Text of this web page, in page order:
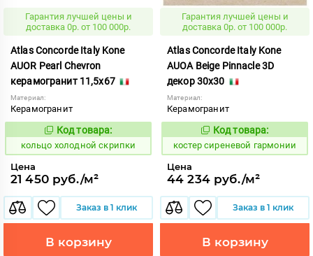
Гарантия лучшей цены и
доставка 0р. от 100 000р.
Atlas Concorde Italy Kone
AUOR Pearl Chevron
керамогранит 11,5x67
Материал:
Керамогранит
748592
Код товара:
кольцо холодной скрипки
Цена
21 450 руб./м²
Заказ в 1 клик
В корзину
Гарантия лучшей цены и
доставка 0р. от 100 000р.
Atlas Concorde Italy Kone
AUOA Beige Pinnacle 3D
декор 30x30
Материал:
Керамогранит
807641
Код товара:
костер сиреневой гармонии
Цена
44 234 руб./м²
Заказ в 1 клик
В корзину